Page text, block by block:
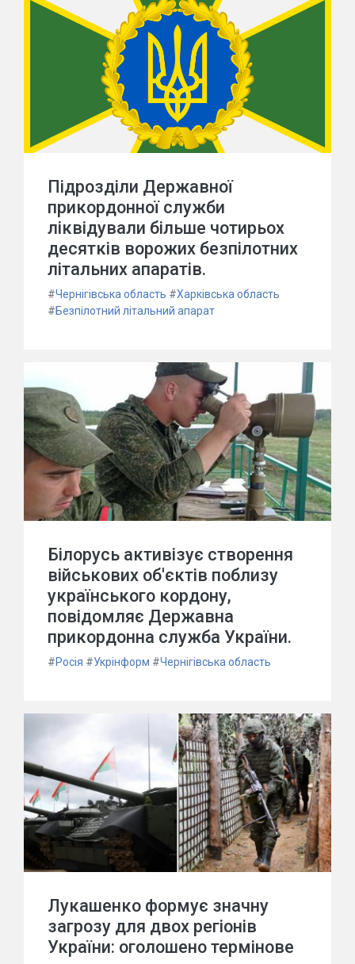
Підрозділи Державної
прикордонної служби
ліквідували більше чотирьох
десятків ворожих безпілотних
літальних апаратів.
#Чернігівська область #Харківська область
#Безпілотний літальний апарат
Білорусь активізує створення
військових об'єктів поблизу
українського кордону,
повідомляє Державна
прикордонна служба України.
#Росія #Укрінформ #Чернігівська область
Лукашенко формує значну
загрозу для двох регіонів
України: оголошено термінове